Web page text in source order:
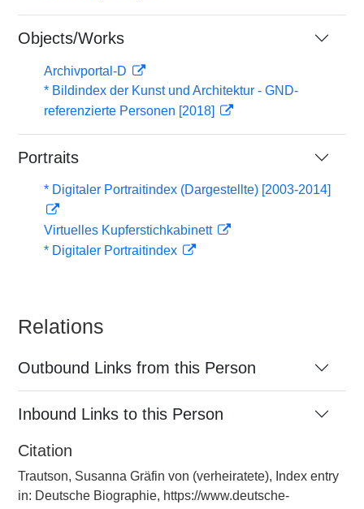
Objects/Works
Archivportal-D
* Bildindex der Kunst und Architektur - GND-
referenzierte Personen [2018]
Portraits
* Digitaler Portraitindex (Dargestellte) [2003-2014]
Virtuelles Kupferstichkabinett
* Digitaler Portraitindex
Relations
Outbound Links from this Person
Inbound Links to this Person
Citation
Trautson, Susanna Gräfin von (verheiratete), Index entry
in: Deutsche Biographie, https://www.deutsche-